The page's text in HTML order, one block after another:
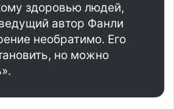
здоровью людей,
автор Фанли
необратимо. Его
но можно